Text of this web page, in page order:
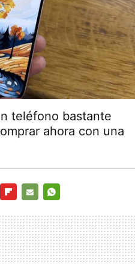
teléfono bastante
ahora con una
MAIL